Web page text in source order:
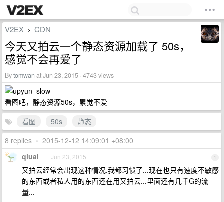
V2EX › CDN
今天又拍云一个静态资源加载了 50s，
感觉不会再爱了
Bytomwan at Jun 23, 2015 · 4743 views
看图吧，静态资源50s，累觉不爱
看图
50s
静态
8 replies • 2015-12-12 14:09:01 +08:00
1
qiuai Jun 23, 2015
又拍云经常会出现这种情况.我都习惯了...现在也只有速度不敏感
的东西或者私人用的东西还在用又拍云...里面还有几千G的流
量...